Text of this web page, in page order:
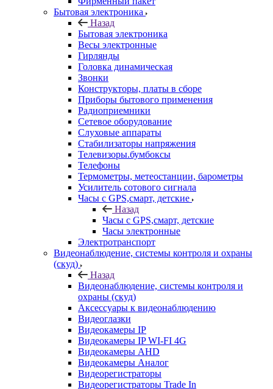
Бытовая электроника
Назад
Бытовая электроника
Весы электронные
Гирлянды
Головка динамическая
Звонки
Конструкторы, платы в сборе
Приборы бытового применения
Радиоприемники
Сетевое оборудование
Слуховые аппараты
Стабилизаторы напряжения
Телевизоры.бумбоксы
Телефоны
Термометры, метеостанции, барометры
Усилитель сотового сигнала
Часы с GPS,смарт, детские
Назад
Часы с GPS,смарт, детские
Часы электронные
Электротранспорт
Видеонаблюдение, системы контроля и охраны
(скуд)
Назад
Видеонаблюдение, системы контроля и
охраны (скуд)
Аксессуары к видеонаблюдению
Видеоглазки
Видеокамеры IP
Видеокамеры IP WI-FI 4G
Видеокамеры AHD
Видеокамеры Аналог
Видеорегистраторы
Видеорегистраторы Trade In